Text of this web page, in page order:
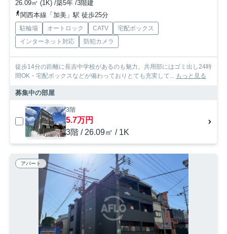
26.09㎡ (1K) /築5年 /3階建
関西本線「加美」駅 徒歩25分
駐輪場 オートロック CATV
宅配ボックス
インターネット対応
防犯カメラ
徒歩14分の距離に長吉中学校があるのも魅力。共用部にはゴミ出し24時
間OK・宅配ボックスなどが備わっておりとても充実して... もっと見る
募集中の部屋
3階
5.7万円
3階 / 26.09㎡ / 1K
アパート